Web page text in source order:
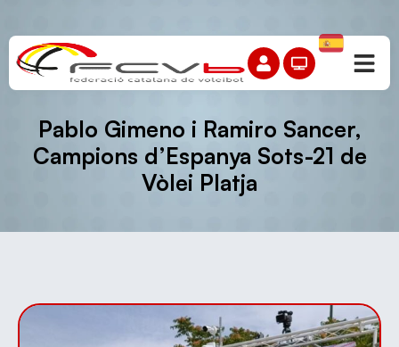
Pablo Gimeno i Ramiro Sancer,
Campions d’Espanya Sots-21 de
Vòlei Platja